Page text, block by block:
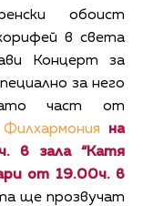
обоист
в света
Концерт за
за него
част от
Филхармония
на
в зала “Катя
от 19.00ч. в
ще прозвучат